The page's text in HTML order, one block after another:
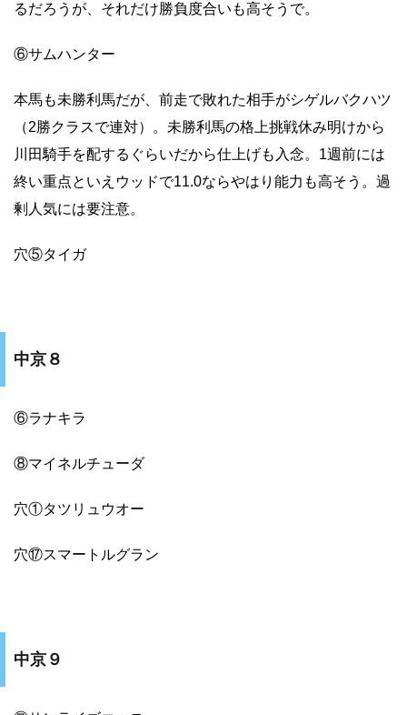
るだろうが、それだけ勝負度合いも高そうで。
⑥サムハンター
本馬も未勝利馬だが、前走で敗れた相手がシゲルバクハツ
（2勝クラスで連対）。未勝利馬の格上挑戦休み明けから
川田騎手を配するぐらいだから仕上げも入念。1週前には
終い重点といえウッドで11.0ならやはり能力も高そう。過
剰人気には要注意。
穴⑤タイガ
中京８
⑥ラナキラ
⑧マイネルチューダ
穴①タツリュウオー
穴⑰スマートルグラン
中京９